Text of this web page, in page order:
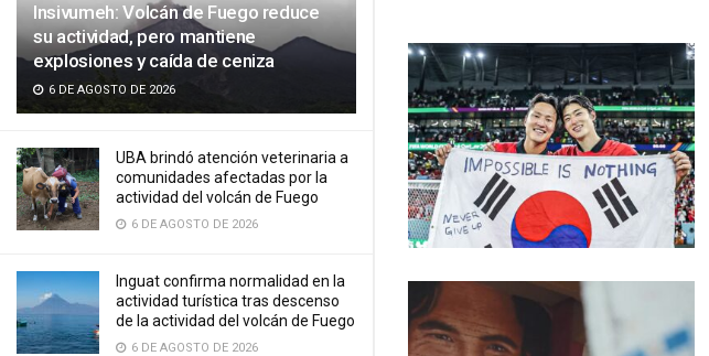
Insivumeh: Volcán de Fuego reduce
su actividad, pero mantiene
explosiones y caída de ceniza
6 DE AGOSTO DE 2026
UBA brindó atención veterinaria a
comunidades afectadas por la
actividad del volcán de Fuego
6 DE AGOSTO DE 2026
Inguat confirma normalidad en la
actividad turística tras descenso
de la actividad del volcán de Fuego
6 DE AGOSTO DE 2026